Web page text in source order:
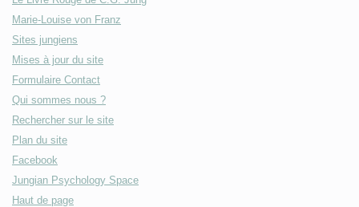
Marie-Louise von Franz
Sites jungiens
Mises à jour du site
Formulaire Contact
Qui sommes nous ?
Rechercher sur le site
Plan du site
Facebook
Jungian Psychology Space
Haut de page